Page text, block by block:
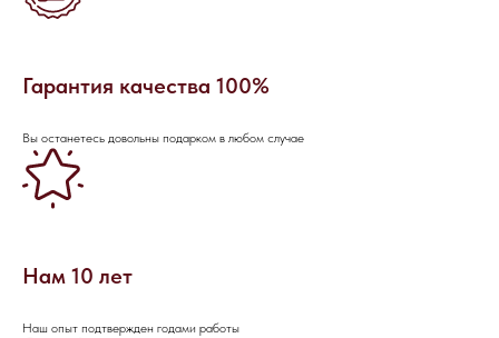
Гарантия качества 100%
Вы останетесь довольны подарком в любом случае
Нам 10 лет
Наш опыт подтвержден годами работы
НАПИШИТЕ НАМ В TELEGRAM